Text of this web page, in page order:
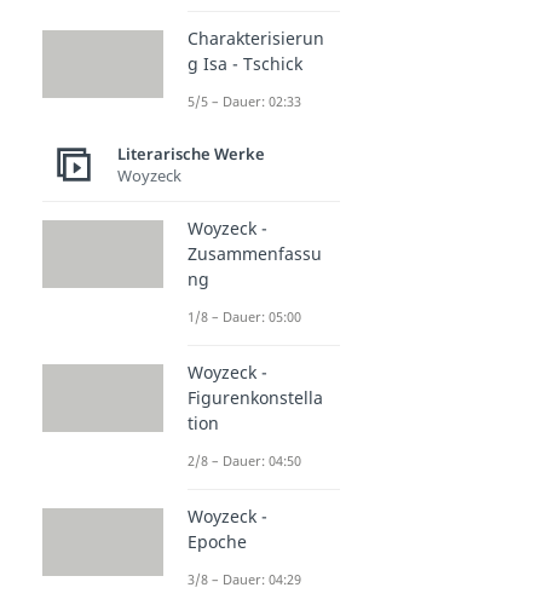
Charakterisierun
g Isa - Tschick
5/5 – Dauer: 02:33
Literarische Werke
Woyzeck
Woyzeck -
Zusammenfassu
ng
1/8 – Dauer: 05:00
Woyzeck -
Figurenkonstella
tion
2/8 – Dauer: 04:50
Woyzeck -
Epoche
3/8 – Dauer: 04:29